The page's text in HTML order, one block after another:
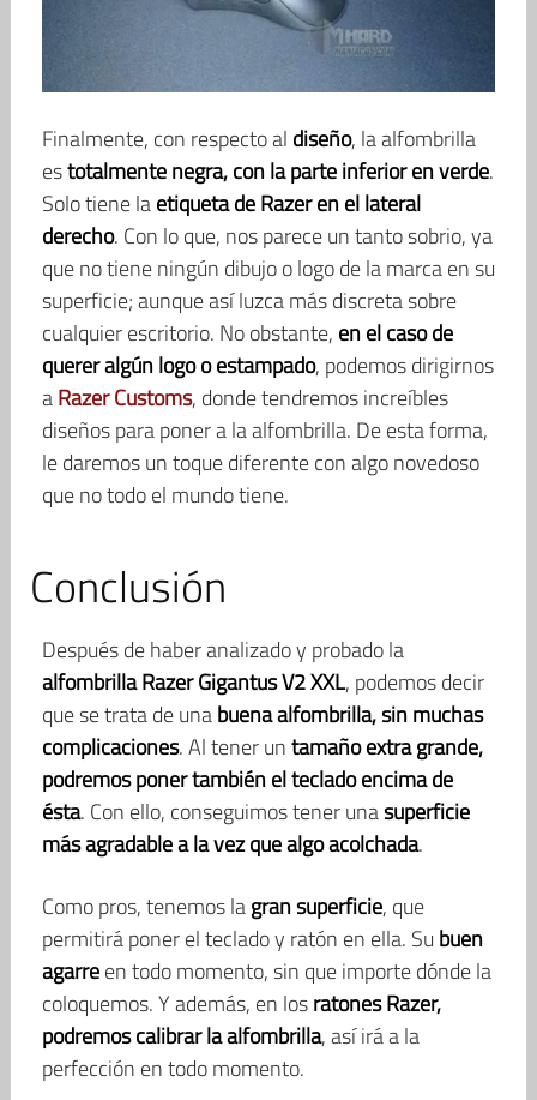
Finalmente, con respecto al diseño, la alfombrilla
estotalmente negra, con la parte inferior en verde.
Solo tiene laetiqueta de Razer en el lateral
derecho. Con lo que, nos parece un tanto sobrio, ya
que no tiene ningún dibujo o logo de la marca en su
superficie; aunque así luzca más discreta sobre
cualquier escritorio. No obstante, en el caso de
querer algún logo o estampado, podemos dirigirnos
aRazer Customs, donde tendremos increíbles
diseños para poner a la alfombrilla. De esta forma,
le daremos un toque diferente con algo novedoso
que no todo el mundo tiene.
Conclusión
Después de haber analizado y probado la
alfombrilla Razer Gigantus V2 XXL, podemos decir
que se trata de unabuena alfombrilla, sin muchas
complicaciones. Al tener untamaño extra grande,
podremos poner también el teclado encima de
ésta. Con ello, conseguimos tener unasuperficie
más agradable a la vez que algo acolchada.
Como pros, tenemos lagran superficie, que
permitirá poner el teclado y ratón en ella. Su buen
agarreen todo momento, sin que importe dónde la
coloquemos. Y además, en losratones Razer,
podremos calibrar la alfombrilla, así irá a la
perfección en todo momento.